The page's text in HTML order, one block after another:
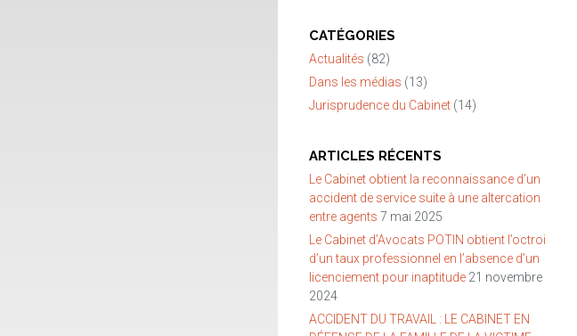
CATÉGORIES
Actualités (82)
Dans les médias (13)
Jurisprudence du Cabinet (14)
ARTICLES RÉCENTS
Le Cabinet obtient la reconnaissance d’un
accident de service suite à une altercation
entre agents 7 mai 2025
Le Cabinet d’Avocats POTIN obtient l’octroi
d’un taux professionnel en l’absence d’un
licenciement pour inaptitude 21 novembre
2024
ACCIDENT DU TRAVAIL : LE CABINET EN